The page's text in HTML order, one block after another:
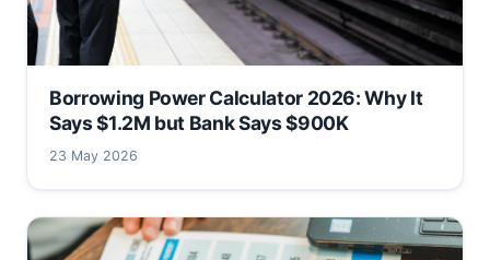
Borrowing Power Calculator 2026: Why It
Says $1.2M but Bank Says $900K
23 May 2026